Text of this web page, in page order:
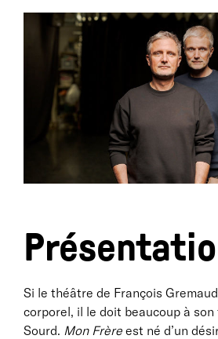
Si le théâtre de François
corporel, il le doit beaucoup à
Sourd. Mon Frère est né d’un